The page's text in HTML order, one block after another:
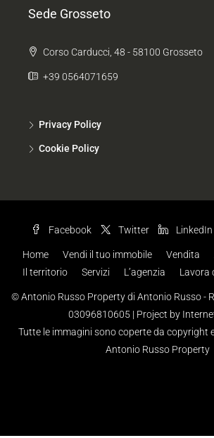
Sede Grosseto
Corso Carducci, 48 - 58100 Grosseto
+39 0564071659
Privacy Policy
Cookie Policy
Facebook Twitter LinkedIn
Home Vendi il tuo immobile Vendita
Il territorio
Servizi L’agenzia Lavora
© Antonio Russo Property di Antonio Russo -
03096810605 | Project by
Tutte le immagini sono coperte da copyright
Antonio Russo Property